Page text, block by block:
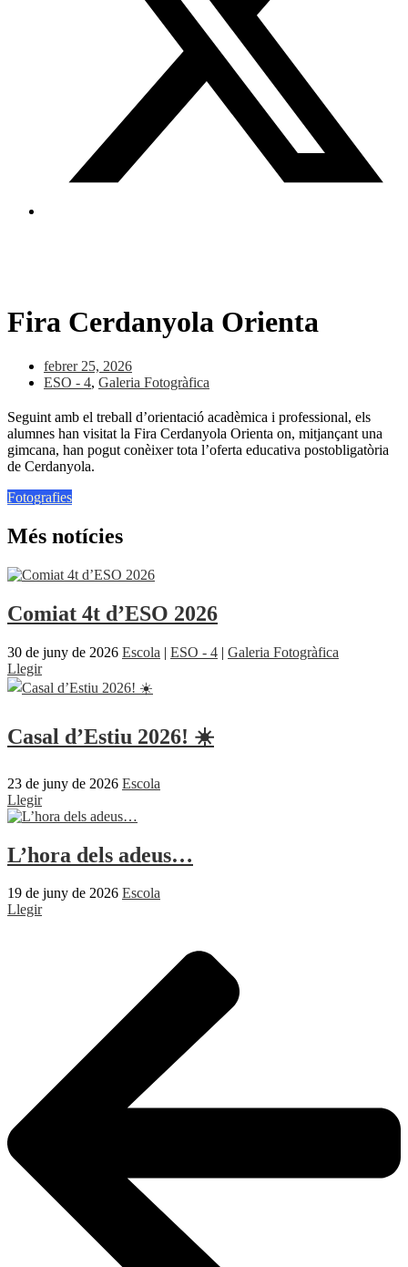
Fira Cerdanyola Orienta
febrer 25, 2026
ESO - 4, Galeria Fotogràfica
Seguint amb el treball d’orientació acadèmica i professional, els
alumnes han visitat la Fira Cerdanyola Orienta on, mitjançant una
gimcana, han pogut conèixer tota l’oferta educativa postobligatòria
de Cerdanyola.
Fotografies
Més notícies
Comiat 4t d’ESO 2026
30 de juny de 2026 Escola | ESO - 4 | Galeria Fotogràfica
Llegir
Casal d’Estiu 2026! ☀️
23 de juny de 2026 Escola
Llegir
L’hora dels adeus…
19 de juny de 2026 Escola
Llegir